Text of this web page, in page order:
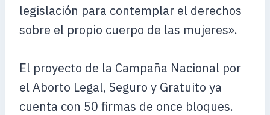
legislación para contemplar el derechos
sobre el propio cuerpo de las mujeres».
El proyecto de la Campaña Nacional por
el Aborto Legal, Seguro y Gratuito ya
cuenta con 50 firmas de once bloques.